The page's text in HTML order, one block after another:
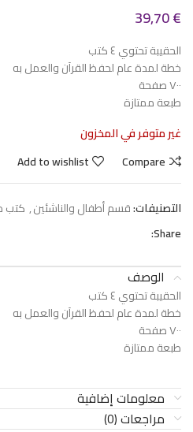
39,70€
الحقيبة تحتوي ٤ كتب
خطة لمدة عام لحفظ القرآن والعمل به
٧٠٠ صفحة
طبعة ممتازة
غير متوفر في المخزون
Compare
Add to wishlist
التصنيفات:قسم أطفال والناشئين, كتب
Share:
الوصف
الحقيبة تحتوي ٤ كتب
خطة لمدة عام لحفظ القرآن والعمل به
٧٠٠ صفحة
طبعة ممتازة
معلومات إضافية
مراجعات (0)